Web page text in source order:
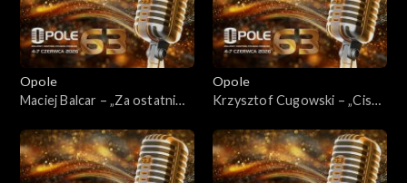
Opole
Maciej Balcar – „Za ostatni
Opole
Krzysztof Cugowski – „Cisza